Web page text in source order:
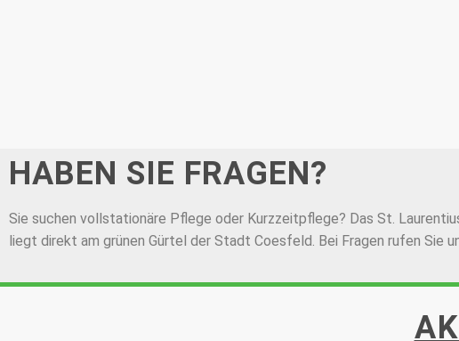
HABEN SIE FRAGEN?
Sie suchen vollstationäre Pflege oder Kurzzeitpflege? Das St.
liegt direkt am grünen Gürtel der Stadt Coesfeld. Bei Fragen rufen Sie